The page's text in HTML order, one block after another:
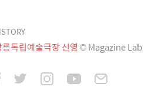
릉독립예술극장 신영 © Magazine Lab